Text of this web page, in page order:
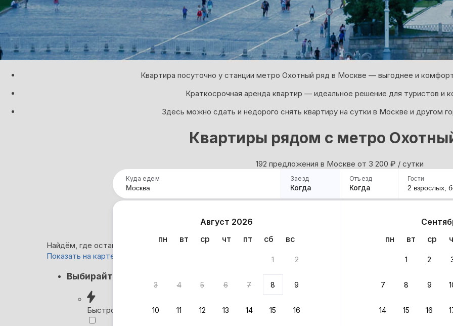
Квартира посуточно у станции метро Охотный ряд в Москве — выгоднее и
Краткосрочная аренда квартир — идеальное решение для туристов и
Здесь можно сдать и недорого снять квартиру на сутки в Москве и другом
Квартиры рядом с метро
192 предложения в Москве oт 3 200 ₽ / сутки
Куда едем Заезд
Когда
Отъезд
Когда
Август 2026
пн
вт ср чт пт сб вс
1 2
3 4 5 6 7 8 9
10 11 12 13 14 15 16
пн
вт ср
1 2
7 8 9
14 15 16
Гости
2 взрослых,
Найдём, где остановиться в Москве: 192 варианта
Показать на карте
Выбирайте лучшее
Быстрое бронирование
Вернём бонусами